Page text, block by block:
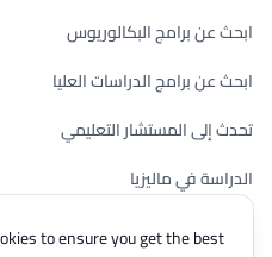
to ensure you get the best
ابحث عن برامج البكالوريوس
ابحث عن برامج الدراسات العليا
تحدث إلى المستشار التعليمي
الدراسة في ماليزيا
تحقق من أهليتك